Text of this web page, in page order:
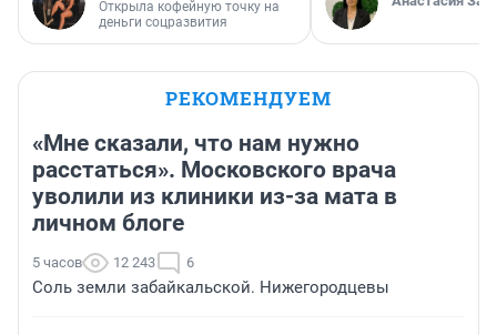
Открыла кофейную точку на
деньги соцразвития
РЕКОМЕНДУЕМ
«Мне сказали, что нам нужно
расстаться». Московского врача
уволили из клиники из-за мата в
личном блоге
5 часов 12 243 6
Соль земли забайкальской. Нижегородцевы